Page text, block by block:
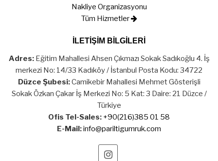
Nakliye Organizasyonu
Tüm Hizmetler
İLETİŞİM BİLGİLERİ
Adres: Eğitim Mahallesi Ahsen Çıkmazı Sokak Sadıkoğlu 4. İş
merkezi No: 14/33 Kadıköy / İstanbul Posta Kodu: 34722
Düzce Şubesi:Camikebir Mahallesi Mehmet Gösterişli
Sokak Özkan Çakar İş Merkezi No: 5 Kat: 3 Daire: 21 Düzce /
Türkiye
Ofis Tel-Sales: +90(216)385 01 58
E-Mail:info@pariltigumruk.com